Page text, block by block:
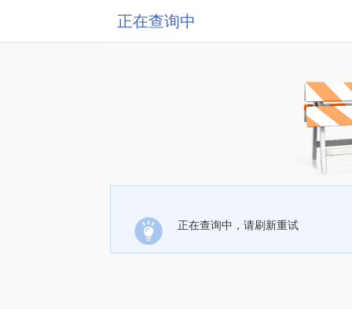
正在查询中
正在查询中，请刷新重试